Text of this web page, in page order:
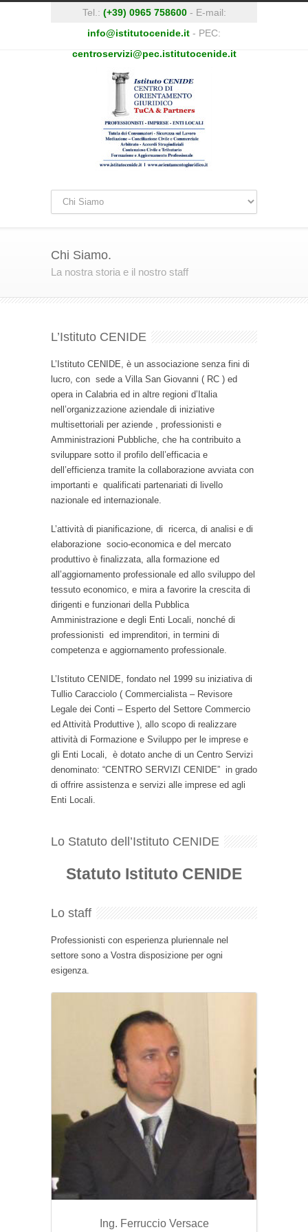
Tel.: (+39) 0965 758600- E-mail:
info@istitutocenide.it - PEC:
centroservizi@pec.istitutocenide.it
Chi Siamo.
La nostra storia e il nostro staff
L’Istituto CENIDE
L’Istituto CENIDE, è un associazione senza fini di
lucro, con sede a Villa San Giovanni ( RC ) ed
opera in Calabria ed in altre regioni d’Italia
nell’organizzazione aziendale di iniziative
multisettoriali per aziende , professionisti e
Amministrazioni Pubbliche, che ha contribuito a
sviluppare sotto il profilo dell’efficacia e
dell’efficienza tramite la collaborazione avviata con
importanti e qualificati partenariati di livello
nazionale ed internazionale.
L’attività di pianificazione, di ricerca, di analisi e di
elaborazione socio-economica e del mercato
produttivo è finalizzata, alla formazione ed
all’aggiornamento professionale ed allo sviluppo del
tessuto economico, e mira a favorire la crescita di
dirigenti e funzionari della Pubblica
Amministrazione e degli Enti Locali, nonché di
professionisti ed imprenditori, in termini di
competenza e aggiornamento professionale.
L’Istituto CENIDE, fondato nel 1999 su iniziativa di
Tullio Caracciolo ( Commercialista – Revisore
Legale dei Conti – Esperto del Settore Commercio
ed Attività Produttive ), allo scopo di realizzare
attività di Formazione e Sviluppo per le imprese e
gli Enti Locali, è dotato anche di un Centro Servizi
denominato: “CENTRO SERVIZI CENIDE” in grado
di offrire assistenza e servizi alle imprese ed agli
Enti Locali.
Lo Statuto dell’Istituto CENIDE
Statuto Istituto CENIDE
Lo staff
Professionisti con esperienza pluriennale nel
settore sono a Vostra disposizione per ogni
esigenza.
Ing. Ferruccio Versace